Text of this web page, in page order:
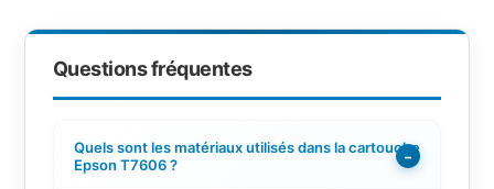
Questions fréquentes
Quels sont les matériaux utilisés dans la cartouche
Epson T7606 ?
−